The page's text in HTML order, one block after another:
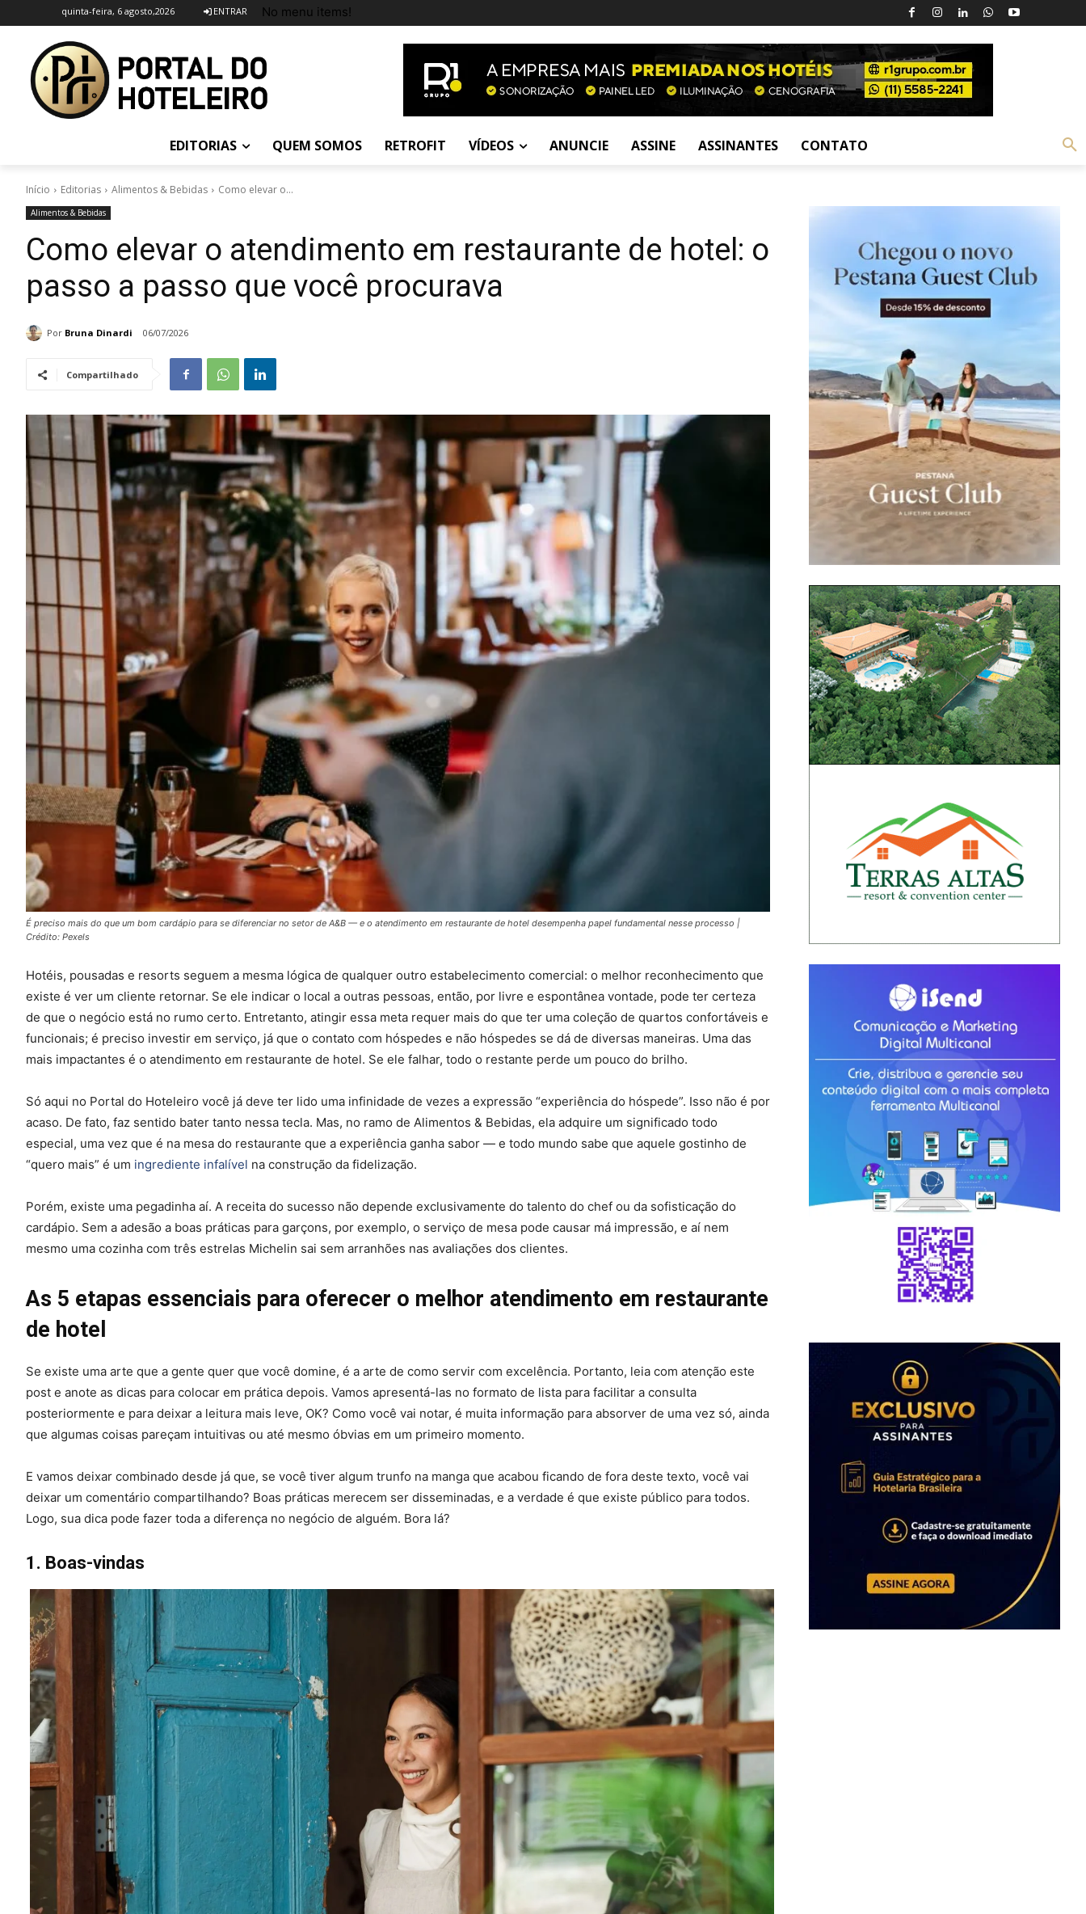
quinta-feira, 6 agosto,2026 ENTRAR No menu items!
EDITORIAS QUEM SOMOS RETROFIT VÍDEOS ANUNCIE ASSINE ASSINANTES CONTATO
Início Editorias Alimentos & Bebidas Como elevar o...
Alimentos & Bebidas
Como elevar o atendimento em restaurante de hotel: o
passo a passo que você procurava
Por Bruna Dinardi 06/07/2026
Compartilhado
É preciso mais do que um bom cardápio para se diferenciar no setor de A&B — e o atendimento em restaurante de hotel desempenha papel fundamental nesse processo |
Crédito: Pexels
Hotéis, pousadas e resorts seguem a mesma lógica de qualquer outro estabelecimento comercial: o melhor reconhecimento que
existe é ver um cliente retornar. Se ele indicar o local a outras pessoas, então, por livre e espontânea vontade, pode ter certeza
de que o negócio está no rumo certo. Entretanto, atingir essa meta requer mais do que ter uma coleção de quartos confortáveis e
funcionais; é preciso investir em serviço, já que o contato com hóspedes e não hóspedes se dá de diversas maneiras. Uma das
mais impactantes é o atendimento em restaurante de hotel. Se ele falhar, todo o restante perde um pouco do brilho.
Só aqui no Portal do Hoteleiro você já deve ter lido uma infinidade de vezes a expressão “experiência do hóspede”. Isso não é por
acaso. De fato, faz sentido bater tanto nessa tecla. Mas, no ramo de Alimentos & Bebidas, ela adquire um significado todo
especial, uma vez que é na mesa do restaurante que a experiência ganha sabor — e todo mundo sabe que aquele gostinho de
“quero mais” é um ingrediente infalível na construção da fidelização.
Porém, existe uma pegadinha aí. A receita do sucesso não depende exclusivamente do talento do chef ou da sofisticação do
cardápio. Sem a adesão a boas práticas para garçons, por exemplo, o serviço de mesa pode causar má impressão, e aí nem
mesmo uma cozinha com três estrelas Michelin sai sem arranhões nas avaliações dos clientes.
As 5 etapas essenciais para oferecer o melhor atendimento em restaurante
de hotel
Se existe uma arte que a gente quer que você domine, é a arte de como servir com excelência. Portanto, leia com atenção este
post e anote as dicas para colocar em prática depois. Vamos apresentá-las no formato de lista para facilitar a consulta
posteriormente e para deixar a leitura mais leve, OK? Como você vai notar, é muita informação para absorver de uma vez só, ainda
que algumas coisas pareçam intuitivas ou até mesmo óbvias em um primeiro momento.
E vamos deixar combinado desde já que, se você tiver algum trunfo na manga que acabou ficando de fora deste texto, você vai
deixar um comentário compartilhando? Boas práticas merecem ser disseminadas, e a verdade é que existe público para todos.
Logo, sua dica pode fazer toda a diferença no negócio de alguém. Bora lá?
1. Boas-vindas